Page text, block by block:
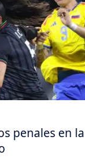
penales en